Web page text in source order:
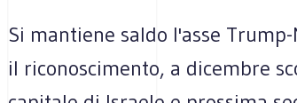
Si mantiene saldo l'asse
il riconoscimento, a dicembre